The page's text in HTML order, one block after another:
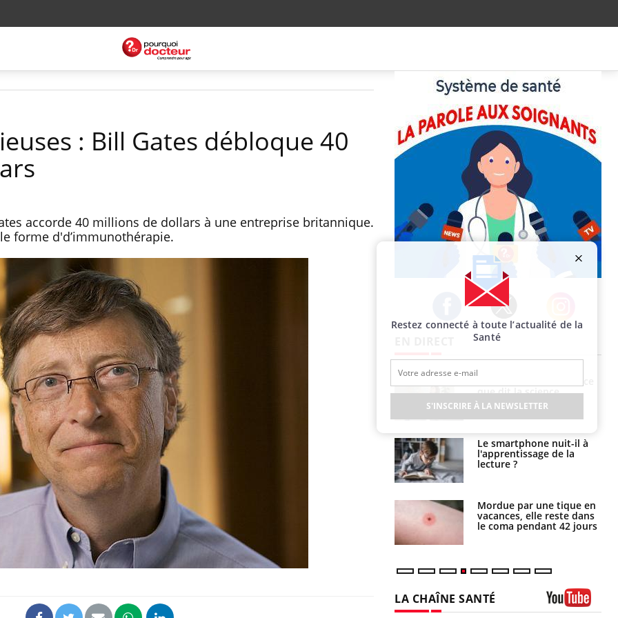
: Bill Gates débloque 40
accorde 40 millions de dollars à une entreprise britannique.
forme d'd’immunothérapie.
Facebook Twitter Instagram
Fortes chaleurs :
pourquoi le risque de
noyade grimpe-t-il ?
Le Viagra pourrait-il
freiner la propagation du
cancer ?
Pourquoi manger moins
de protéines pourrait
finalement être bénéfique
que dit la science
Le smartphone nuit-il à
l'apprentissage de la
lecture ?
Mordue par une tique en
vacances, elle reste dans
le coma pendant 42 jours
barracuda, une petite fille
secourue grâce à un
réflexe essentiel
Légionellose en Suisse :
quelle est l’origine de la
contamination ?
Allergies alimentaires :
une nouvelle arme contre
les réactions sévères
LA CHAÎNE SANTÉ
Restez connecté à toute l’actualité de la
Santé
S'INSCRIRE À LA NEWSLETTER